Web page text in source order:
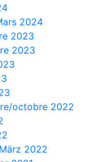
2024
2023
2023
octobre 2022
2022